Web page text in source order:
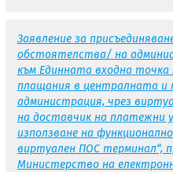
Заявление за
обстоятелства/ на
към Единната входна точка
плащания в централната и
администрация, чрез
на доставчик на платежни
използване на
виртуален ПОС терминал“,
Министерство на